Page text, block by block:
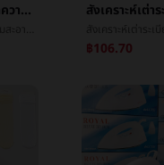
มีอำนาจสก์ท็อปทำความสะอาดหายใจยางลบเศษหายใจå°å¨นักเรียนใช้มินิเด็กใหญ่หายใจåการชาร์จไฟหายใจสีเทา
฿106.70